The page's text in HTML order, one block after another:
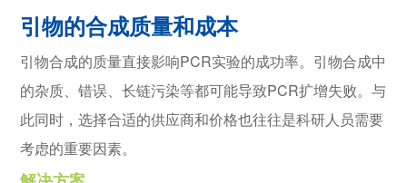
引物的合成质量和成本
引物合成的质量直接影响PCR实验的成功率。引物合成中
的杂质、错误、长链污染等都可能导致PCR扩增失败。与
此同时，选择合适的供应商和价格也往往是科研人员需要
考虑的重要因素。